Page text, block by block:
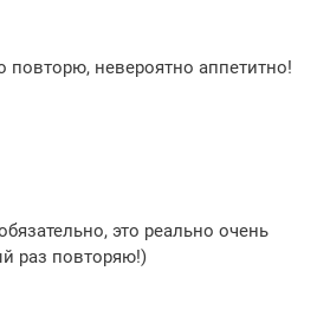
повторю, невероятно аппетитно!
это реально очень
раз повторяю!)